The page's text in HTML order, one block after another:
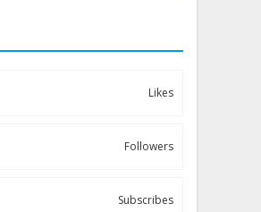
Likes
Followers
Subscribes